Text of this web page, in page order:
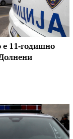
е 11-годишно